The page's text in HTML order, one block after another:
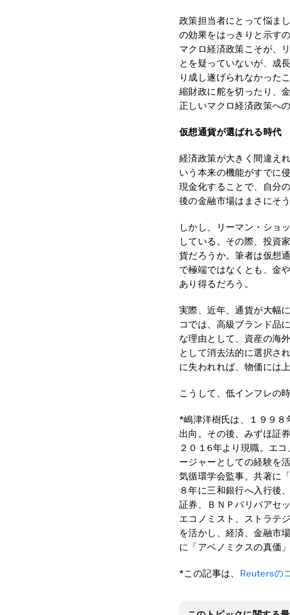
政策担当者にとって悩ま
の効果をはっきりと示す
マクロ経済政策こそが、
とを疑っていないが、成
り成し遂げられなかった
縮財政に舵を切ったり、
正しいマクロ経済政策へ
仮想通貨が選ばれる時代
経済政策が大きく間違え
いう本来の機能がすでに
現金化することで、自分
後の金融市場はまさにそ
しかし、リーマン・ショ
している。その際、投資
貨だろうか。筆者は仮想
で極端ではなくとも、金
あり得るだろう。
実際、近年、通貨が大幅
コでは、高級ブランド品
な理由として、資産の海
として消去法的に選択さ
に失われれば、物価には
こうして、低インフレの
*嶋津洋樹氏は、１９９
出向。その後、みずほ証
２０１6年より現職。エ
ージャーとしての経験を
気循環学会監事。共著に
８年に三和銀行へ入行後
証券、ＢＮＰパリバアセ
エコノミスト、ストラテ
を活かし、経済、金融市
に「アベノミクスの真価」
*この記事は、 Reutersの